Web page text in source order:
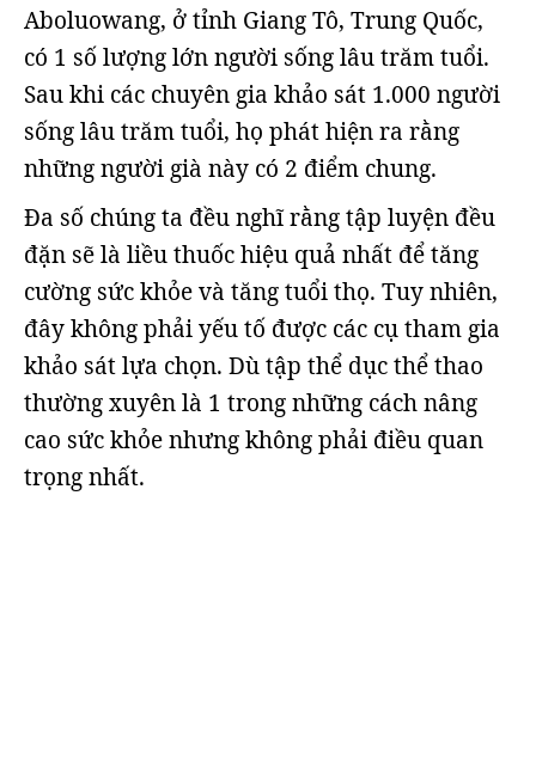
Aboluowang, ở tỉnh Giang Tô, Trung Quốc,
có 1 số lượng lớn người sống lâu trăm tuổi.
Sau khi các chuyên gia khảo sát 1.000 người
sống lâu trăm tuổi, họ phát hiện ra rằng
những người già này có 2 điểm chung.
Đa số chúng ta đều nghĩ rằng tập luyện đều
đặn sẽ là liều thuốc hiệu quả nhất để tăng
cường sức khỏe và tăng tuổi thọ. Tuy nhiên,
đây không phải yếu tố được các cụ tham gia
khảo sát lựa chọn. Dù tập thể dục thể thao
thường xuyên là 1 trong những cách nâng
cao sức khỏe nhưng không phải điều quan
trọng nhất.